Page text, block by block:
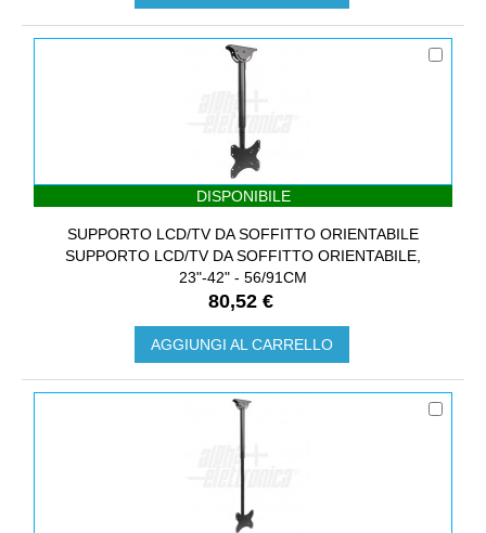
DISPONIBILE
SUPPORTO LCD/TV DA SOFFITTO ORIENTABILE
SUPPORTO LCD/TV DA SOFFITTO ORIENTABILE,
23"-42" - 56/91CM
80,52 €
AGGIUNGI AL CARRELLO